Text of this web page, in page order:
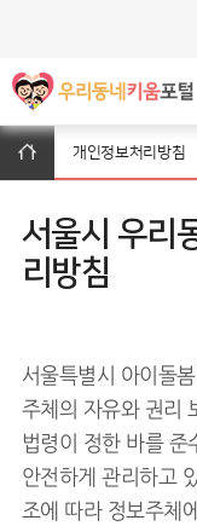
개인정보처리방침
서울시 우리
리방침
서울특별시 아이돌
주체의 자유와 권리
법령이 정한 바를 준
안전하게 관리하고
조에 따라 정보주체